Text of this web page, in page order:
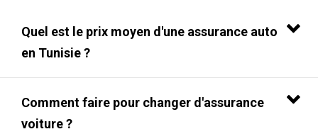
Quel est le prix moyen d'une assurance auto
en Tunisie ?
Comment faire pour changer d'assurance
voiture ?